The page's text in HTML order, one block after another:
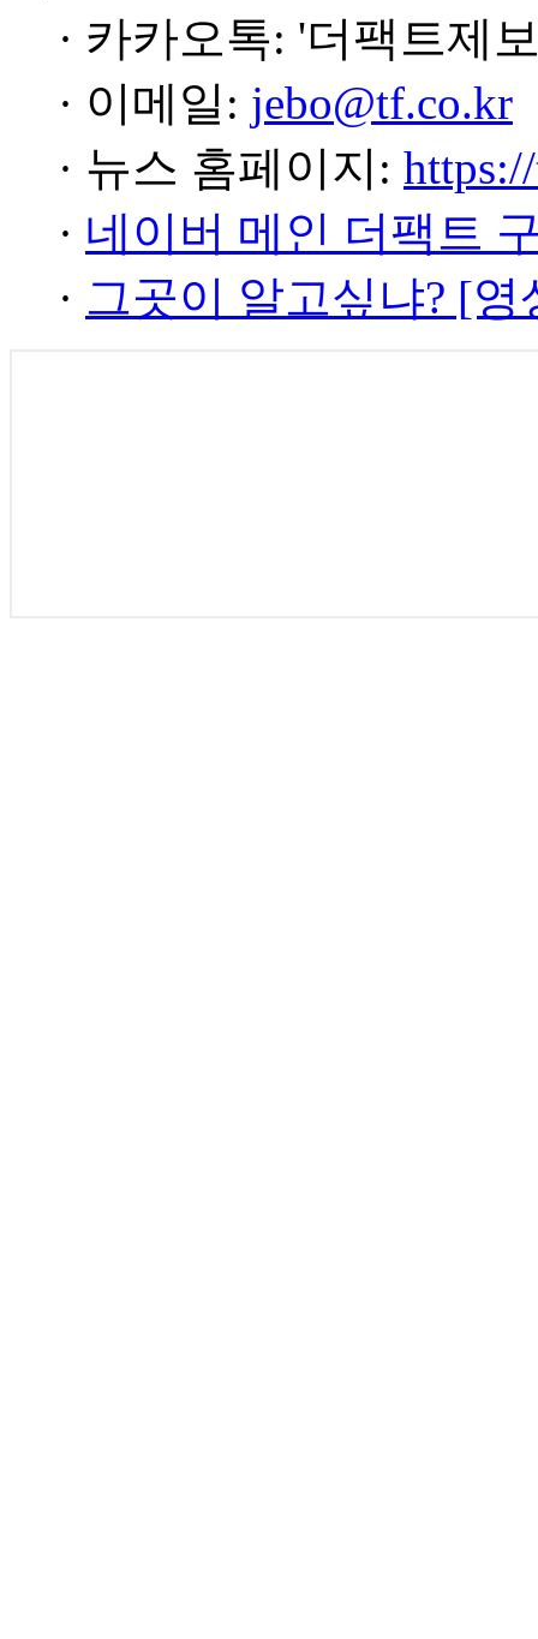
· 카카오톡: '더팩트제
· 이메일: jebo@tf.co.kr
· 뉴스 홈페이지:
· 네이버 메인 더팩트
· 그곳이 알고싶냐? [